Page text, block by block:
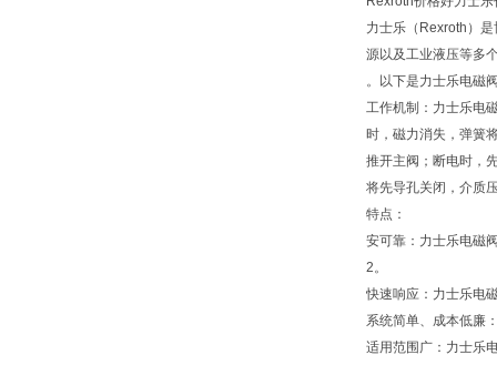
力士乐（Rexroth）
源以及工业液压等多
。‌以下是力士乐电磁
工作机制：‌力士乐电
时，‌磁力消失，‌弹簧
推开主阀；‌断电时，‌
将先导孔关闭，‌介质
特点：‌
安可靠：‌力士乐电磁
2。‌
快速响应：‌力士乐电
系统简单、‌成本低廉
适用范围广：‌力士乐